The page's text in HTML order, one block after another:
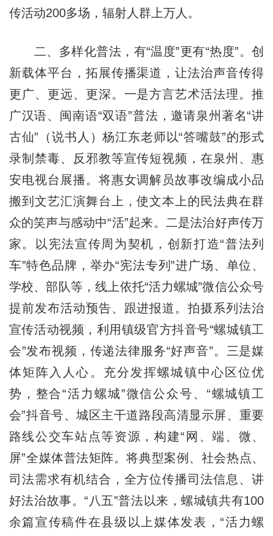
传活动200多场，辐射人群上万人。
二、多样化普法，有“温度”更有“热度”。创
新载体平台，拓展传播渠道，让法治声音传得
更广、更远、更深。一是方言艺术活法理。推
广汉语、闽南语“双语”普法，邀请泉州著名“讲
古仙”（说书人）杨江东老师以“答嘴鼓”的形式
录制禁毒、反邪教等宣传短视频，在泉州、惠
安电视台展播。将惠女调解员故事改编成小品
搬到文艺汇演舞台上，使文本上的民法典在群
众的笑声与感动中“活”起来。二是法治好声传万
家。以宪法宣传周为契机，创新打造“普法列
车”特色品牌，举办“宪法专列”进广场、单位、
学校、部队等，线上依托“活力螺城”微信公众号
提前发布活动预告、跟进报道。拍摄系列法治
宣传活动视频，利用镇级官方抖音号“螺城镇工
会”发布视频，传递法律服务“好声音”。三是媒
体矩阵入人心。充分发挥螺城镇中心区位优
势，整合“活力螺城”微信公众号、“螺城镇工
会”抖音号、城区主干道路段高清显示屏、重要
路线公交车站点等资源，构建“网、端、微、
屏”全媒体普法矩阵。将典型案例、社会热点、
司法需求有机结合，全方位传播司法信息、讲
好法治故事。“八五”普法以来，螺城镇共有100
余篇宣传稿件在县级以上媒体发表，“活力螺